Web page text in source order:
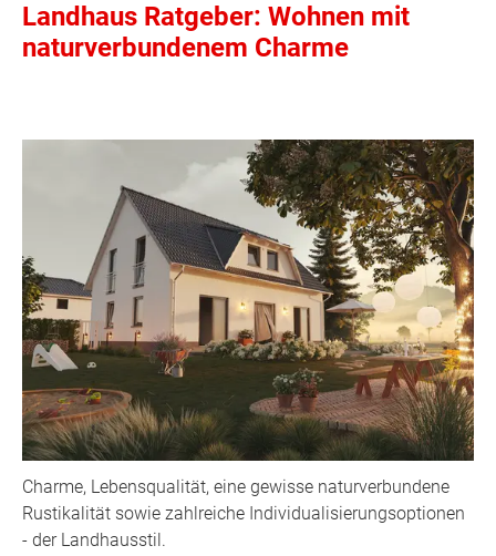
Landhaus Ratgeber: Wohnen mit
naturverbundenem Charme
Charme, Lebensqualität, eine gewisse naturverbundene
Rustikalität sowie zahlreiche Individualisierungsoptionen
- der Landhausstil.